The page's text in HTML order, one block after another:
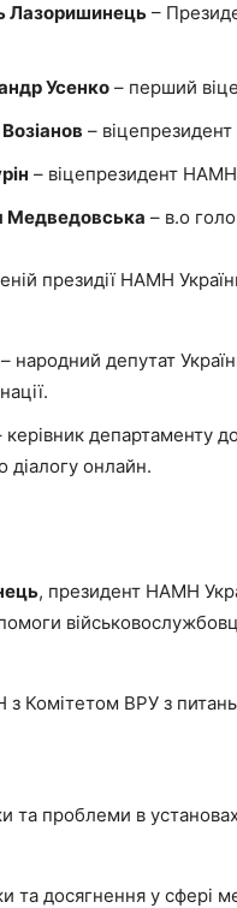
Лазоришинець –
Усенко – перший
–
– віцепрезидент НАМН
Медведовська – в.о
президії НАМН
народний депутат
департаменту
діалогу онлайн.
, президент НАМН
Комітетом ВРУ з
та проблеми в
та досягнення у сфері